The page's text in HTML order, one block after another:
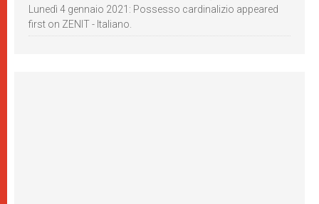
Lunedì 4 gennaio 2021: Possesso cardinalizio appeared
first on ZENIT - Italiano.